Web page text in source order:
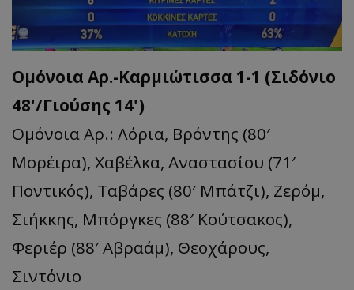
Ομόνοια Αρ.-Καρμιώτισσα 1-1 (Σιδόνιο
48'/Γιούσης 14')
Ομόνοια Αρ.: Λόρια, Βρόντης (80′
Μορέιρα), Χαβέλκα, Αναστασίου (71′
Ποντικός), Ταβάρες (80′ Μπάτζι), Ζερόμ,
Σιήκκης, Μπόργκες (88′ Κούτσακος),
Φεριέρ (88′ Αβραάμ), Θεοχάρους,
Σιντόνιο